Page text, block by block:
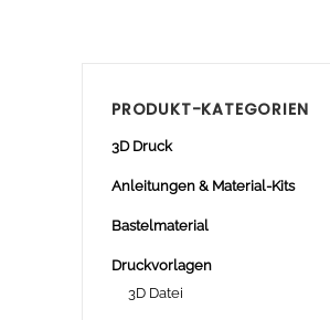
PRODUKT-KATEGORIEN
3D Druck
Anleitungen & Material-Kits
Bastelmaterial
Druckvorlagen
3D Datei